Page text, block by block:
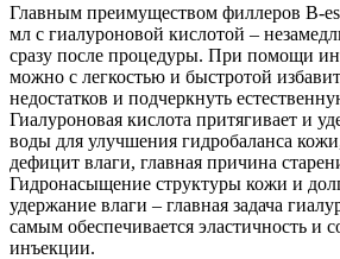
Главным преимуществом филлеров B-
мл с гиалуроновой кислотой –
сразу после процедуры. При помощи
можно с легкостью и быстротой
недостатков и подчеркнуть
Гиалуроновая кислота притягивает и
воды для улучшения гидробаланса
дефицит влаги, главная причина
Гидронасыщение структуры кожи и
удержание влаги – главная задача
самым обеспечивается эластичность и
инъекции.